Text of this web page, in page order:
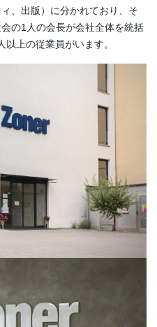
、出版）に分かれており、そ
の1人の会長が会社全体を統括
上の従業員がいます。